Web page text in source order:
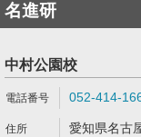
名進研
中村公園校
052-414-
愛知県名古